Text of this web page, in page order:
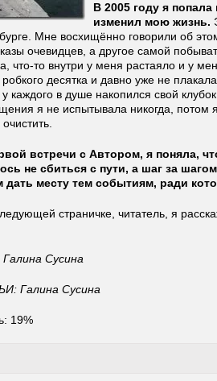
В 2005 году я
изменил мою жизнь.
Мне восхищённо говорили об
очевидцев, а другое самой
что-то внутри у меня растаяло и у
десятка и давно уже не
каждого в душе накопился свой
я не испытывала никогда, потом
встречи с Автором, я поняла,
не сбиться с пути, а шаг за
дать месту тем событиям, ради
страничке, читатель, я
Сусина
Галина Сусина
19%